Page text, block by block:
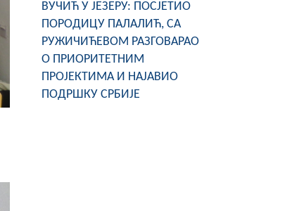
ВУЧИЋ У ЈЕЗЕРУ: ПОСЈЕТИО
ПОРОДИЦУ ПАЛАЛИЋ, СА
РУЖИЧИЋЕВОМ РАЗГОВАРАО
О ПРИОРИТЕТНИМ
ПРОЈЕКТИМА И НАЈАВИО
ПОДРШКУ СРБИЈЕ